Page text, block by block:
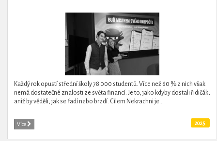
Každý rok opustí střední školy 78 000 studentů. Více než 60 % z nich však
nemá dostatečné znalosti ze světa financí. Je to, jako kdyby dostali řidičák,
aniž by věděli, jak se řadí nebo brzdí. Cílem Nekrachni je...
Více 2025